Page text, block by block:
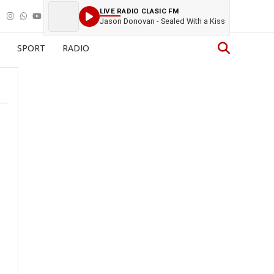
LIVE RADIO CLASIC FM
Jason Donovan - Sealed With a Kiss
SPORT RADIO